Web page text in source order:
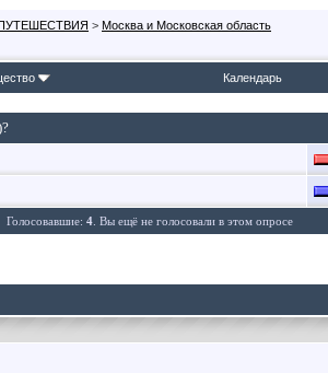
> Москва и Московская область
Календарь
Голосовавшие: 4 . Вы ещё не голосовали в этом опросе